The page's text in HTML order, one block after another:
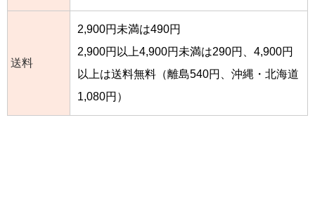
送料
2,900円未満は490円
2,900円以上4,900円未満は290円、4,900円
以上は送料無料（離島540円、沖縄・北海道
1,080円）